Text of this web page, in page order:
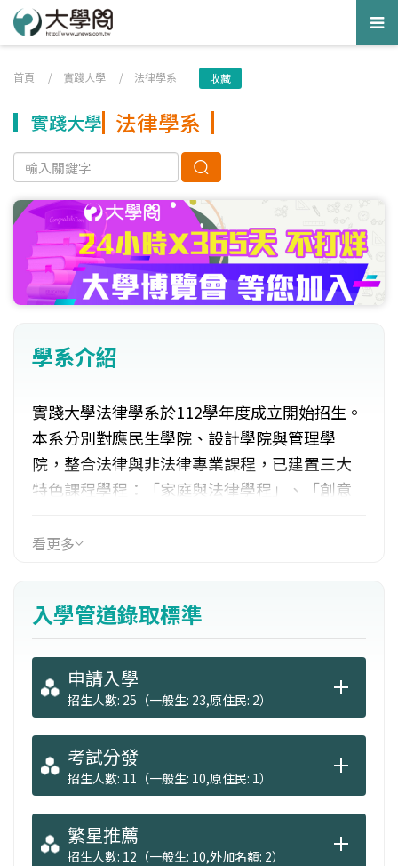
首頁 / 實踐大學 / 法律學系 收藏
實踐大學 法律學系
學系介紹
實踐大學法律學系於112學年度成立開始招生。
本系分別對應民生學院、設計學院與管理學
院，整合法律與非法律專業課程，已建置三大
特色課程學程：「家庭與法律學程」、「創意
程」。學生於選修完畢此課程學程後，將給予
看更多
入學管道錄取標準
申請入學
招生人數: 25（一般生: 23,原住民: 2）
考試分發
招生人數: 11（一般生: 10,原住民: 1）
繁星推薦
招生人數: 12（一般生: 10,外加名額: 2）